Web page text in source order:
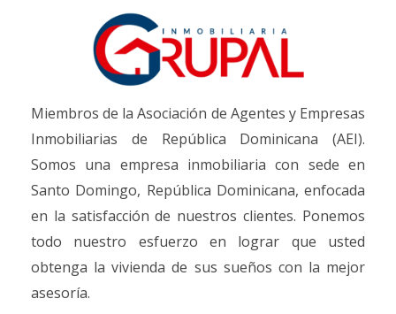
Miembros de la Asociación de Agentes y Empresas
Inmobiliarias de República Dominicana (AEI).
Somos una empresa inmobiliaria con sede en
Santo Domingo, República Dominicana, enfocada
en la satisfacción de nuestros clientes. Ponemos
todo nuestro esfuerzo en lograr que usted
obtenga la vivienda de sus sueños con la mejor
asesoría.